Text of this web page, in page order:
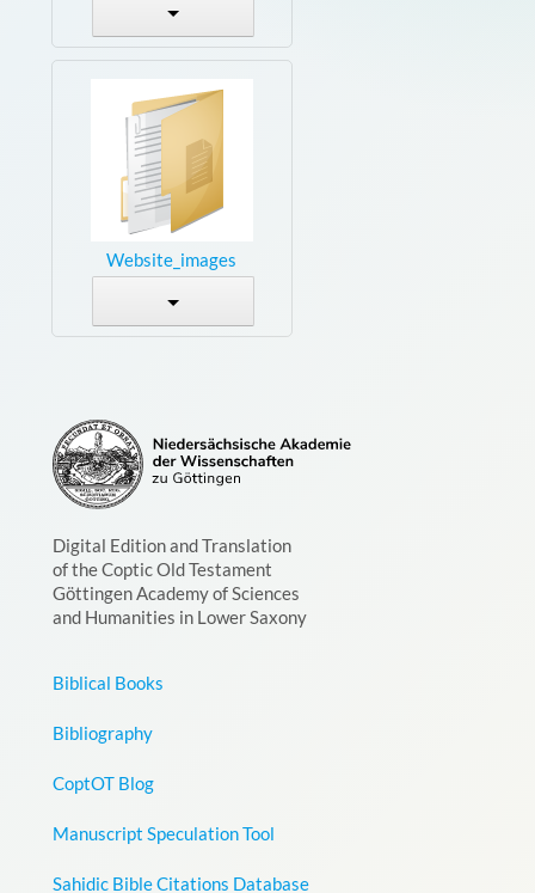
Website_images
Digital Edition and Translation
of the Coptic Old Testament
Göttingen Academy of Sciences
and Humanities in Lower Saxony
Biblical Books
Bibliography
CoptOT Blog
Manuscript Speculation Tool
Sahidic Bible Citations Database